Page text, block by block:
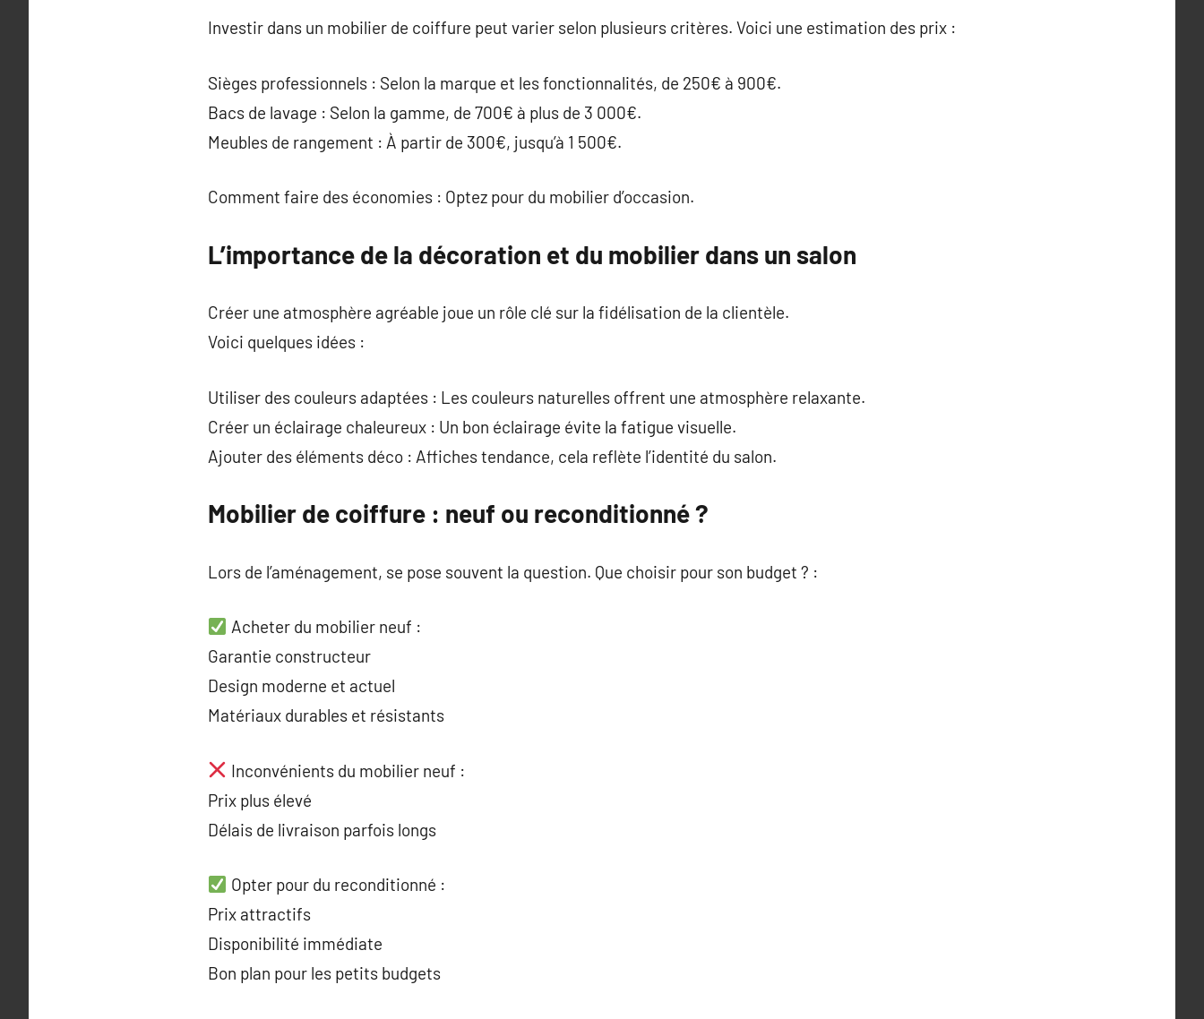
Investir dans un mobilier de coiffure peut varier selon plusieurs critères. Voici une estimation des prix :
Sièges professionnels : Selon la marque et les fonctionnalités, de 250€ à 900€.
Bacs de lavage : Selon la gamme, de 700€ à plus de 3 000€.
Meubles de rangement : À partir de 300€, jusqu’à 1 500€.
Comment faire des économies : Optez pour du mobilier d’occasion.
L’importance de la décoration et du mobilier dans un salon
Créer une atmosphère agréable joue un rôle clé sur la fidélisation de la clientèle.
Voici quelques idées :
Utiliser des couleurs adaptées : Les couleurs naturelles offrent une atmosphère relaxante.
Créer un éclairage chaleureux : Un bon éclairage évite la fatigue visuelle.
Ajouter des éléments déco : Affiches tendance, cela reflète l’identité du salon.
Mobilier de coiffure : neuf ou reconditionné ?
Lors de l’aménagement, se pose souvent la question. Que choisir pour son budget ? :
Acheter du mobilier neuf :
Garantie constructeur
Design moderne et actuel
Matériaux durables et résistants
Inconvénients du mobilier neuf :
Prix plus élevé
Délais de livraison parfois longs
Opter pour du reconditionné :
Prix attractifs
Disponibilité immédiate
Bon plan pour les petits budgets